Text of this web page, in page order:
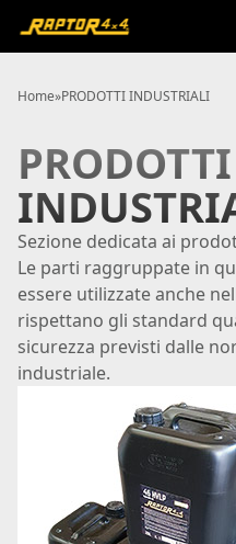
Home»PRODOTTI INDUSTRIALI
PRODOTTI
Sezione dedicata ai
Le parti raggruppate in
essere utilizzate anche
rispettano gli standard
sicurezza previsti dalle
industriale.